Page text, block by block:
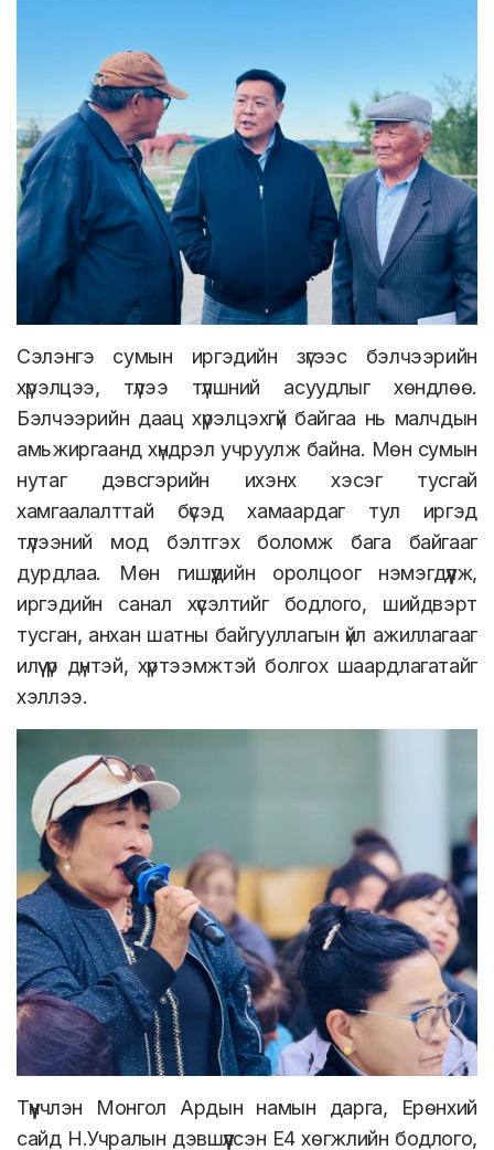
Сэлэнгэ сумын иргэдийн зүгээс бэлчээрийн
хүрэлцээ, түлээ түлшний асуудлыг хөндлөө.
Бэлчээрийн даац хүрэлцэхгүй байгаа нь малчдын
амьжиргаанд хүндрэл учруулж байна. Мөн сумын
нутаг дэвсгэрийн ихэнх хэсэг тусгай
хамгаалалттай бүсэд хамаардаг тул иргэд
түлээний мод бэлтгэх боломж бага байгааг
дурдлаа. Мөн гишүүдийн оролцоог нэмэгдүүлж,
иргэдийн санал хүсэлтийг бодлого, шийдвэрт
тусган, анхан шатны байгууллагын үйл ажиллагааг
илүү үр дүнтэй, хүртээмжтэй болгох шаардлагатайг
хэллээ.
Түүнчлэн Монгол Ардын намын дарга, Ерөнхий
сайд Н.Учралын дэвшүүлсэн Е4 хөгжлийн бодлого,